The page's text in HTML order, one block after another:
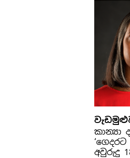
කාන්‍යා
අවුරුදු